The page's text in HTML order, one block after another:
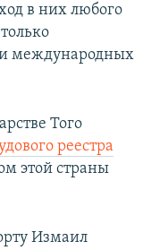
в них любого
и международных
Того
реестра
этой страны
Измаил